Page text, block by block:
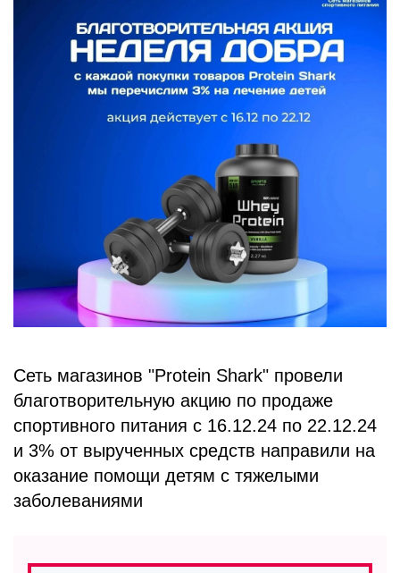
ПОМОЩЬ
Сеть магазинов "Protein Shark" провели
благотворительную акцию по продаже
спортивного питания с 16.12.24 по 22.12.24
и 3% от вырученных средств направили на
оказание помощи детям с тяжелыми
заболеваниями